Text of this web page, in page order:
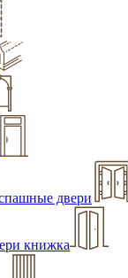
двери
книжка